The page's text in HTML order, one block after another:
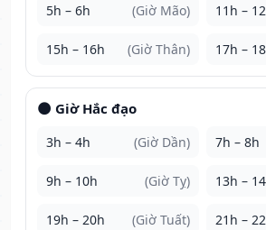
5h – 6h (Giờ Mão) 11h –
15h – 16h (Giờ Thân) 17h –
🌑 Giờ Hắc đạo
3h – 4h (Giờ Dần) 7h – 8h
9h – 10h (Giờ Tỵ) 13h –
19h – 20h (Giờ Tuất) 21h –